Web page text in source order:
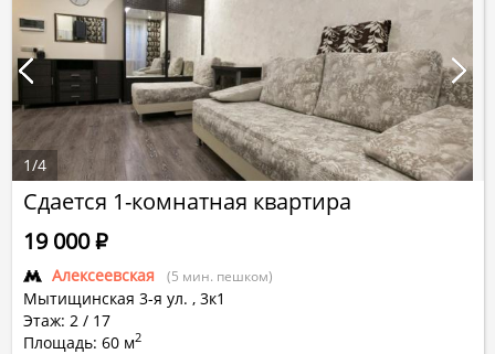
Сдается 1-комнатная квартира
Алексеевская (5 мин. пешком)
Мытищинская 3-я ул. , 3к1
Этаж: 2 / 17
Площадь: 60 м2
19 000Р
1/4